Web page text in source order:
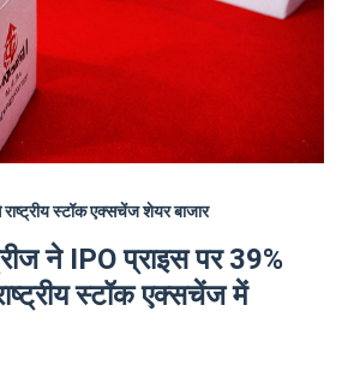
राष्ट्रीय स्टॉक एक्सचेंजशेयर बाजार
ने IPO प्राइस पर 39%
स्टॉक एक्सचेंज में